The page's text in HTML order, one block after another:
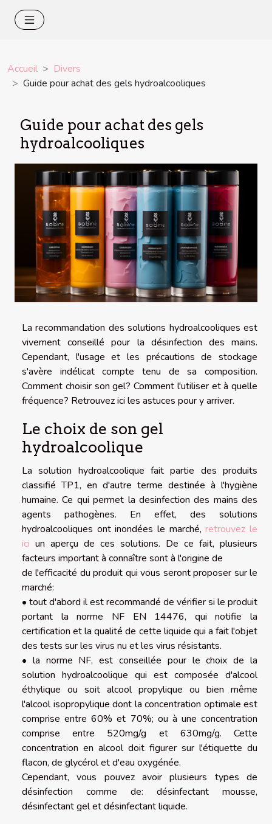
Accueil
Divers
Guide pour achat des gels hydroalcooliques
Guide pour achat des gels
hydroalcooliques
La recommandation des solutions hydroalcooliques est
vivement conseillé pour la désinfection des mains.
Cependant, l'usage et les précautions de stockage
s'avère indélicat compte tenu de sa composition.
Comment choisir son gel? Comment l'utiliser et à quelle
fréquence? Retrouvez ici les astuces pour y arriver.
Le choix de son gel
hydroalcoolique
La solution hydroalcoolique fait partie des produits
classifié TP1, en d'autre terme destinée à l'hygiène
humaine. Ce qui permet la desinfection des mains des
agents pathogènes. En effet, des solutions
hydroalcooliques ont inondées le marché,retrouvez le
ici un aperçu de ces solutions. De ce fait, plusieurs
facteurs important à connaître sont à l'origine de
de l'efficacité du produit qui vous seront proposer sur le
marché:
• tout d'abord il est recommandé de vérifier si le produit
portant la norme NF EN 14476, qui notifie la
certification et la qualité de cette liquide qui a fait l'objet
des tests sur les virus nu et les virus résistants.
• la norme NF, est conseillée pour le choix de la
solution hydroalcoolique qui est composée d'alcool
éthylique ou soit alcool propylique ou bien même
l'alcool isopropylique dont la concentration optimale est
comprise entre 60% et 70%; ou à une concentration
comprise entre 520mg/g et 630mg/g. Cette
concentration en alcool doit figurer sur l'étiquette du
flacon, de glycérol et d'eau oxygénée.
Cependant, vous pouvez avoir plusieurs types de
désinfection comme de: désinfectant mousse,
désinfectant gel et désinfectant liquide.